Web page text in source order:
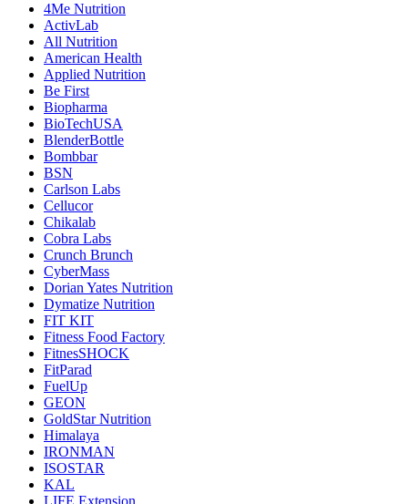
4Me Nutrition
ActivLab
All Nutrition
American Health
Applied Nutrition
Be First
Biopharma
BioTechUSA
BlenderBottle
Bombbar
BSN
Carlson Labs
Cellucor
Chikalab
Cobra Labs
Crunch Brunch
CyberMass
Dorian Yates Nutrition
Dymatize Nutrition
FIT KIT
Fitness Food Factory
FitnesSHOCK
FitParad
FuelUp
GEON
GoldStar Nutrition
Himalaya
IRONMAN
ISOSTAR
KAL
LIFE Extension